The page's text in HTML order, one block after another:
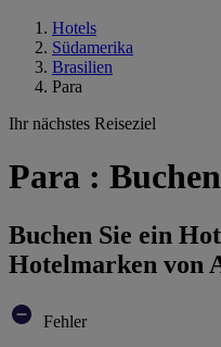
Hotels
Südamerika
Brasilien
Para
Ihr nächstes Reiseziel
Para :
Buchen Sie ein
Hotelmarken von
Fehler